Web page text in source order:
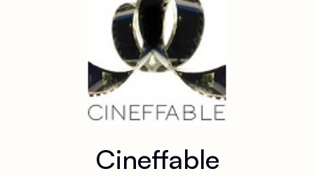
Cineffable